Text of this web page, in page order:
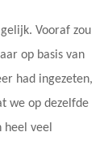
Vooraf zou
op basis van
had ingezeten,
we op dezelfde
heel veel